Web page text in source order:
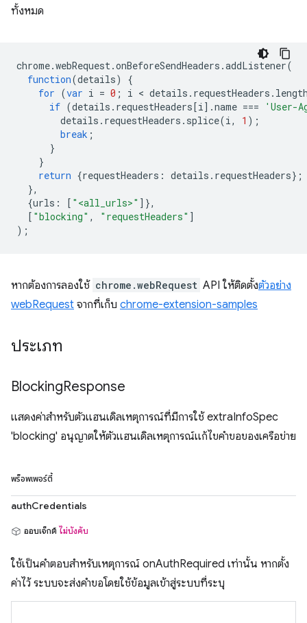
ทั้งหมด
chrome.webRequest.onBeforeSendHeaders .addListener(
function(details)
{
for (var i = 0 ; i < details . requestHeaders .
if (details . requestHeaders[i].name ===
'User-
details . requestHeaders . splice(i, 1 );
break ;
}
}
return {requestHeaders : details . requestHeaders};
},
{urls : [ "<all_urls>" ]},
[ "blocking" , "requestHeaders" ]
);
หากต้องการลองใช้ chrome.webRequest API ให้ติดตั้งตัวอย่าง
webRequest จากที่เก็บ chrome-extension-samples
ประเภท
BlockingResponse
แสดงค่าสําหรับตัวแฮนเดิลเหตุการณ์ที่มีการใช้ extraInfoSpec
'blocking' อนุญาตให้ตัวแฮนเดิลเหตุการณ์แก้ไขคำขอของเครือข่าย
พร็อพเพอร์ตี้
authCredentials
ออบเจ็กต์ ไม่บังคับ
ใช้เป็นคำตอบสำหรับเหตุการณ์ onAuthRequired เท่านั้น หากตั้ง
ค่าไว้ ระบบจะส่งคำขอโดยใช้ข้อมูลเข้าสู่ระบบที่ระบุ